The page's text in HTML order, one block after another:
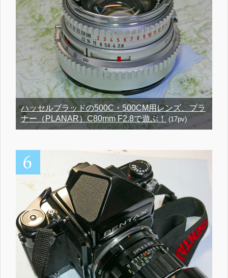
ハッセルブラッドの500C・500CM用レンズ、プラ
ナー（PLANAR）C80mm F2.8で遊ぶ！
(17pv)